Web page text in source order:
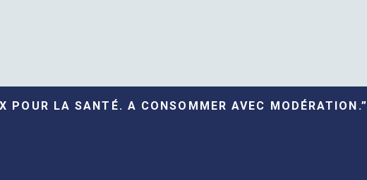
POUR LA SANTÉ. A CONSOMMER AVEC MODÉRATION.”